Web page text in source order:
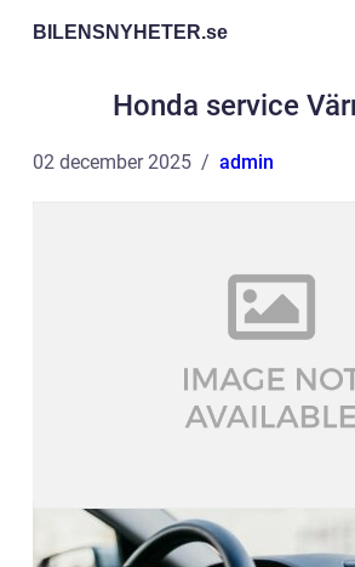
BILENSNYHETER.se
Honda service
02 december 2025 admin